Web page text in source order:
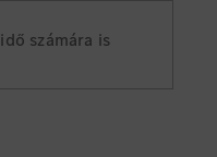
számára is